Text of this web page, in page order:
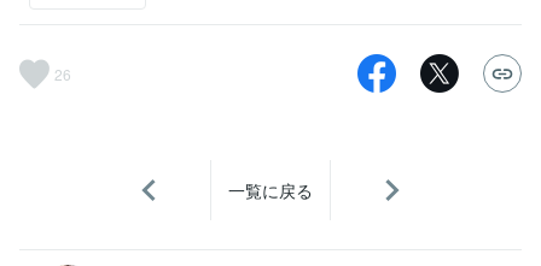
26
一覧に戻る